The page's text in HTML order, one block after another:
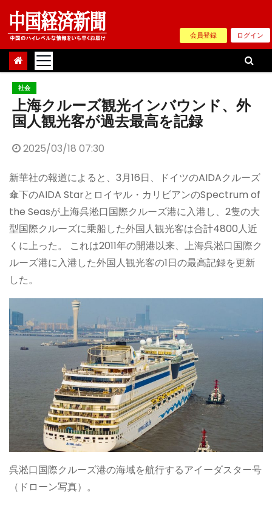
Skip
content
会員登録 ログイン
社会
上海クルーズ観光インバウンド、外
国人観光客が過去最高を記録
2025/03/18 07:30
新華社の報道によると、3月16日、ドイツのAIDAクルーズ
傘下のAIDA Starとロイヤル・カリビアンのSpectrum of
the Seasが上海呉淞口国際クルーズ港に入港し、2隻の大
型国際クルーズに乗船した外国人観光客は合計4800人近
くに上った。 これは2011年の開港以来、上海呉淞口国際ク
ルーズ港に入港した外国人観光客の1日の最高記録を更新
した。
呉淞口国際クルーズ港の海域を航行するアイーダスター号
（ドローン写真）。